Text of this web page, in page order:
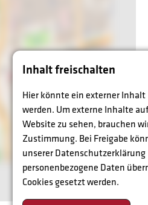
Inhalt freischalten
Hier könnte ein externer
werden. Um externe Inhalte
Website zu sehen, brauchen
Zustimmung. Bei Freigabe
unserer Datenschutzerklärung
personenbezogene Daten
Cookies gesetzt werden.